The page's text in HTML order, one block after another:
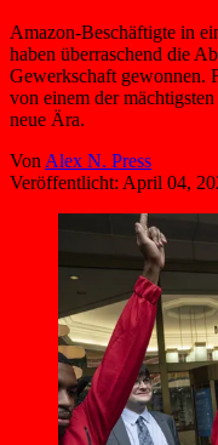
Amazon-Beschäftigte in
haben überraschend die
Gewerkschaft gewonnen.
von einem der
neue Ära.
Von Alex N. Press
Veröffentlicht: April 04,